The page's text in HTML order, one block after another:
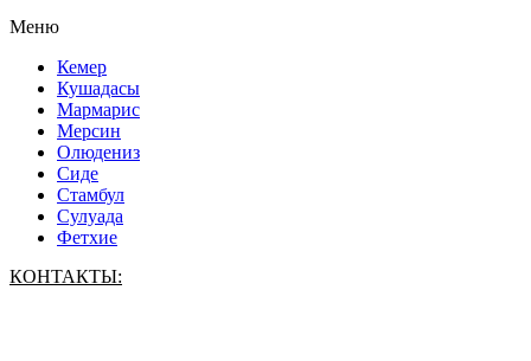
Меню
Кемер
Кушадасы
Мармарис
Мерсин
Олюдениз
Сиде
Стамбул
Сулуада
Фетхие
КОНТАКТЫ: